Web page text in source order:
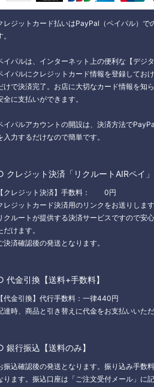
レジットカード払いはPayPal（ペイパル）で
。
イパルは、インターネット上の便利な【デジ
イパルにクレジットカード情報を登録してお
けで決済完了。お店に大切なカード情報を知
全に支払いができます。
イパルアカウントの開設は、決済方法で
入力するだけなので簡単です。
クレジット決済「リクルートAIRペイ」
クレジット決済】手数料： 0円
レジットカード決済用のリンクをお送りします
クルートが提供する決済サービスですので安
だけます。
決済確認後の発送となります。
代金引換【送料+手数料】
代金引換】代行手数料：一律440円
達時、商品と引き替えに代金をお支払いいただ
銀行振込【送料のみ】
振込確認後の発送となります。振り込み手数
ります。振込口座は「ご注文受付メール」に記